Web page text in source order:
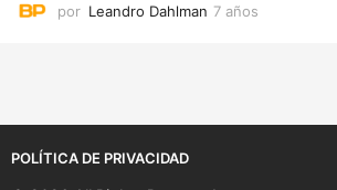
por Leandro Dahlman 7 años
POLÍTICA DE PRIVACIDAD